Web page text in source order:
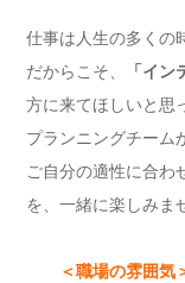
仕事は人生の多くの
だからこそ、
「イン
方に来てほしいと思
プランニングチーム
ご自分の適性に合わ
を、一緒に楽しみま
＜職場の雰囲気